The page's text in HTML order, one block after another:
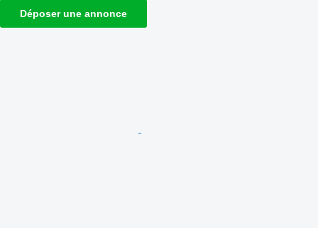
Déposer une annonce